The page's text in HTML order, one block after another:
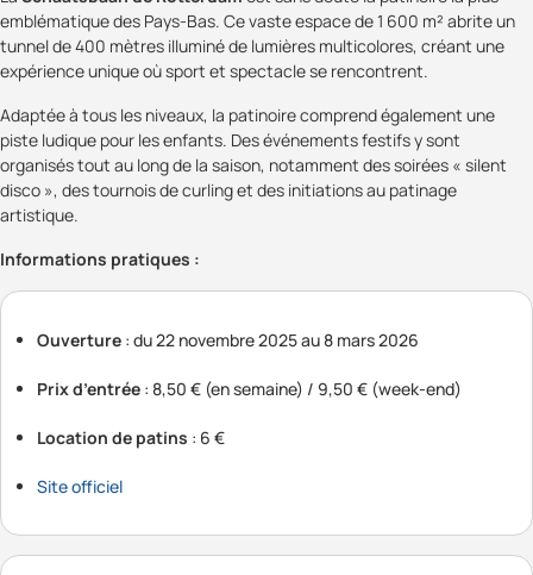
emblématique des Pays-Bas. Ce vaste espace de 1 600 m² abrite un
tunnel de 400 mètres illuminé de lumières multicolores, créant une
expérience unique où sport et spectacle se rencontrent.
Adaptée à tous les niveaux, la patinoire comprend également une
piste ludique pour les enfants. Des événements festifs y sont
organisés tout au long de la saison, notamment des soirées « silent
disco », des tournois de curling et des initiations au patinage
artistique.
Informations pratiques :
Ouverture : du 22 novembre 2025 au 8 mars 2026
Prix d’entrée : 8,50 € (en semaine) / 9,50 € (week-end)
Location de patins : 6 €
Site officiel